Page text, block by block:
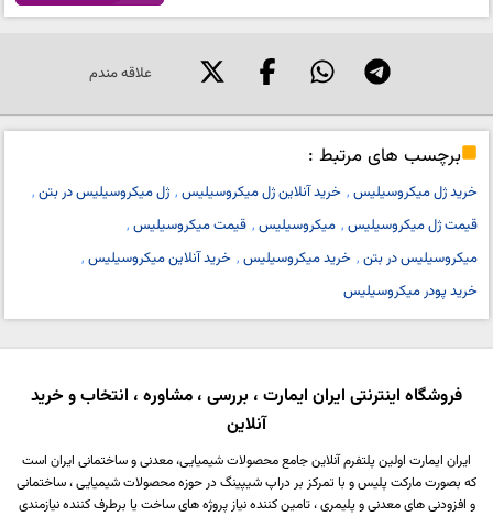
علاقه مندم
برچسب های مرتبط :
خرید ژل میکروسیلیس خرید آنلاین ژل میکروسیلیس ژل میکروسیلیس در بتن
قیمت ژل میکروسیلیس میکروسیلیس قیمت میکروسیلیس
میکروسیلیس در بتن خرید میکروسیلیس خرید آنلاین میکروسیلیس
خرید پودر میکروسیلیس
فروشگاه اینترنتی ایران ایمارت ، بررسی ، مشاوره ، انتخاب و خرید
آنلاین
ایران ایمارت اولین پلتفرم آنلاین جامع محصولات شیمیایی، معدنی و ساختمانی ایران است
که بصورت مارکت پلیس و با تمرکز بر دراپ شیپینگ در حوزه محصولات شیمیایی ، ساختمانی
و افزودنی های معدنی و پلیمری ، تامین کننده نیاز پروژه های ساخت یا برطرف کننده نیازمندی